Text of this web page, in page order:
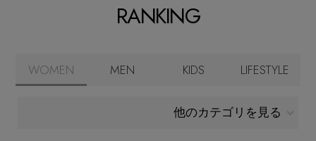
RANKING
WOMEN MEN KIDS LIFESTYLE
他のカテゴリを見る